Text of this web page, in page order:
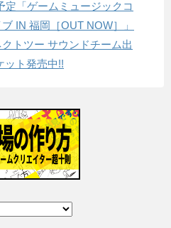
定「ゲームミュージックコ
IN 福岡［OUT NOW］」
トツー サウンドチーム出
ット発売中!!